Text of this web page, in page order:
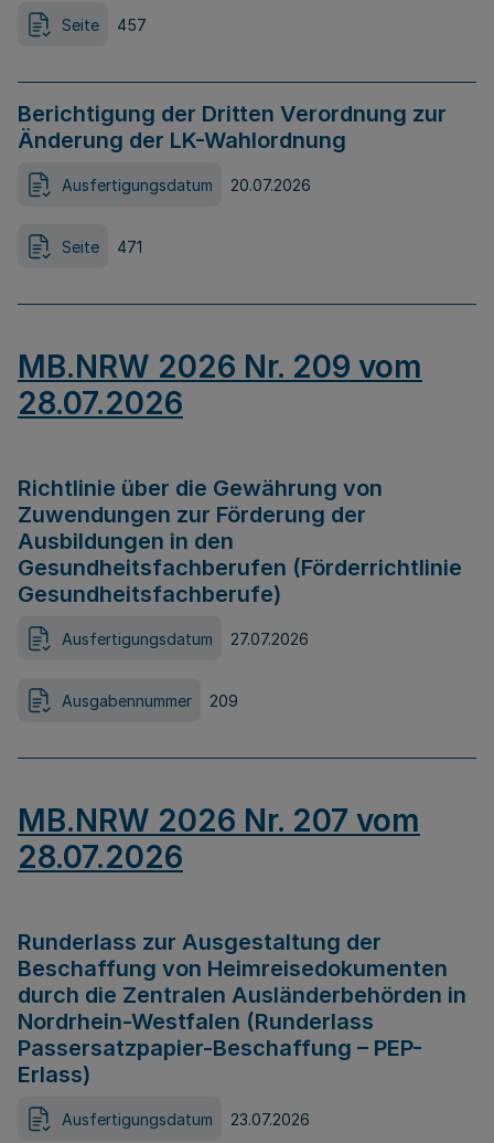
Seite 457
Berichtigung der Dritten Verordnung zur
Änderung der LK-Wahlordnung
Ausfertigungsdatum 20.07.2026
Seite 471
MB.NRW 2026 Nr. 209 vom
28.07.2026
Richtlinie über die Gewährung von
Zuwendungen zur Förderung der
Ausbildungen in den
Gesundheitsfachberufen (Förderrichtlinie
Gesundheitsfachberufe)
Ausfertigungsdatum 27.07.2026
Ausgabennummer 209
MB.NRW 2026 Nr. 207 vom
28.07.2026
Runderlass zur Ausgestaltung der
Beschaffung von Heimreisedokumenten
durch die Zentralen Ausländerbehörden in
Nordrhein-Westfalen (Runderlass
Passersatzpapier-Beschaffung – PEP-
Erlass)
Ausfertigungsdatum 23.07.2026